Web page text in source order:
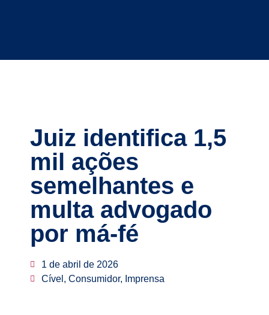
Juiz identifica 1,5
mil ações
semelhantes e
multa advogado
por má-fé
1 de abril de 2026
Cível, Consumidor, Imprensa